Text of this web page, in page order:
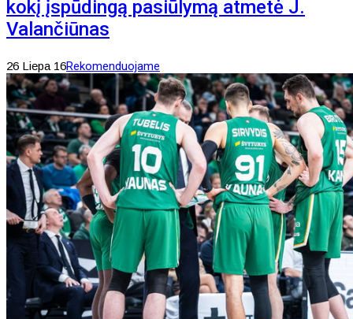
kokį įspūdingą pasiūlymą atmetė J.
Valančiūnas
26 Liepa 16Rekomenduojame